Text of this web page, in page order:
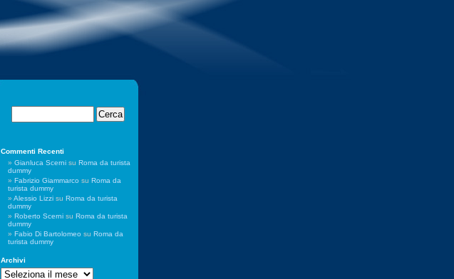
Commenti Recenti
Gianluca Scernisu Roma da turista
dummy
Fabrizio Giammarco su Roma da
turista dummy
Alessio Lizzisu Roma da turista
dummy
Roberto Scernisu Roma da turista
dummy
Fabio Di Bartolomeo su Roma da
turista dummy
Archivi
Archivi